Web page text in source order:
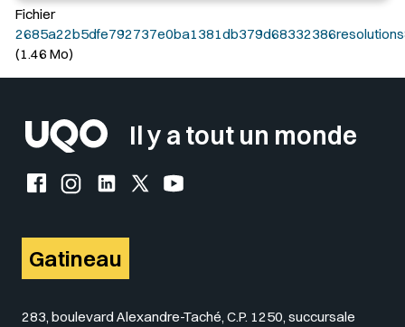
Fichier
(1.46 Mo)
Il y a tout un monde
Facebook de l'UQO
Instagram de l'UQO
LinkedIn de l'UQO
X (Twitter) de l'UQO
YouTube de l'UQO
Gatineau
283, boulevard Alexandre-Taché, C.P. 1250, succursale